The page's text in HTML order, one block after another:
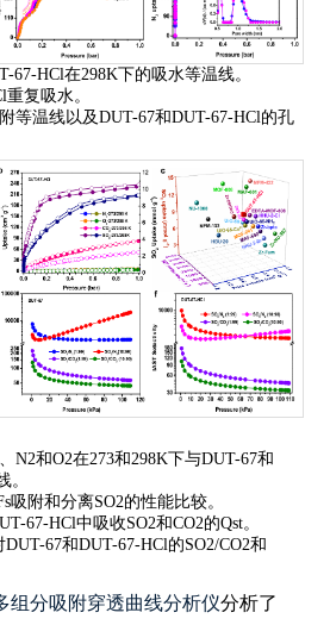
67-HCl在298K下的吸水等温线。
重复吸水。
等温线以及DUT-67和DUT-67-HCl的孔
、N2和O2在273和298K下与DUT-67和
。
吸附和分离SO2的性能比较。
67-HCl中吸收SO2和CO2的Qst。
DUT-67和DUT-67-HCl的SO2/CO2和
组分吸附穿透曲线分析仪分析了